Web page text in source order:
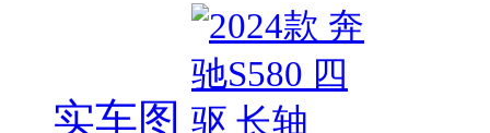
实车图